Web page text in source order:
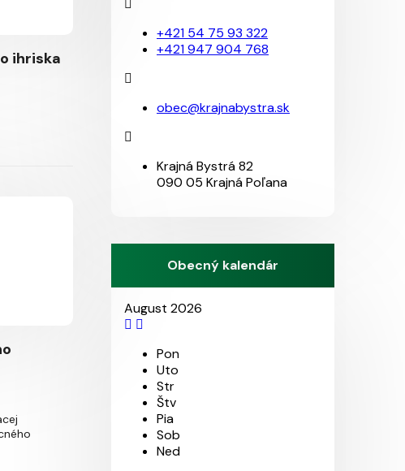
ihriska
+421 54 75 93 322
+421 947 904 768
obec@krajnabystra.sk
Krajná Bystrá 82
090 05 Krajná Poľana
Obecný kalendár
August 2026
Pon
Uto
Str
Štv
Pia
Sob
Ned